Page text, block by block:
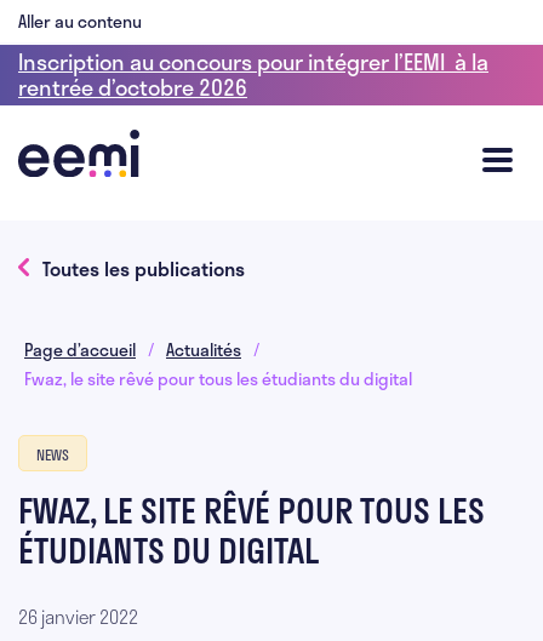
Aller au contenu
Inscription au concours pour intégrer l’EEMI à la
rentrée d’octobre 2026
Toutes les publications
Page d’accueil / Actualités /
Fwaz, le site rêvé pour tous les étudiants du digital
NEWS
FWAZ, LE SITE RÊVÉ POUR TOUS LES
ÉTUDIANTS DU DIGITAL
26 janvier 2022